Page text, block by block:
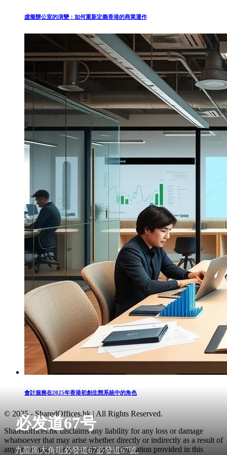
必发道67号
九龍區大角咀必發道67必發道67號,
虛擬辦公室的演變：如何重新定義香港的商業運作
會計服務在2025年香港初創生態系統中的角色
© 2025 - SharedOffices.hk | All Rights Reserved.
Sharedoffices.hk disclaims any liability for any loss or damage
whatsoever that may arise whether directly or indirectly as a result of
any error, inaccuracy or omission. Information provided in this